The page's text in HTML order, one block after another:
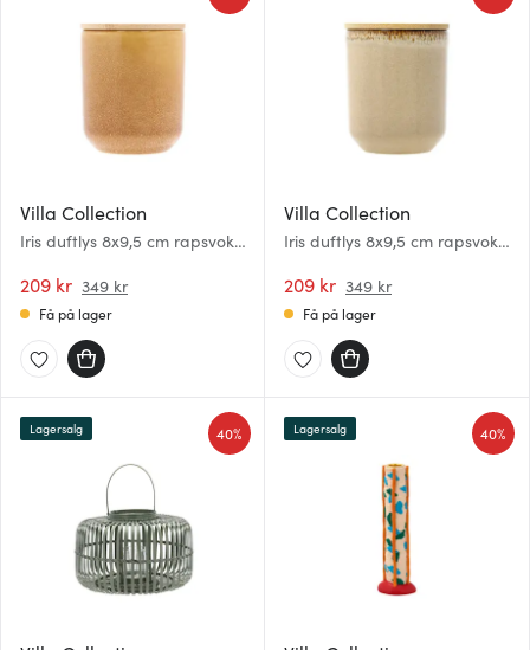
Villa Collection
Iris duftlys 8x9,5 cm rapsvoks
209 kr 349 kr
Få på lager
Villa Collection
Iris duftlys 8x9,5 cm rapsvoks
209 kr 349 kr
Få på lager
40%
Lagersalg 40%
Lagersalg